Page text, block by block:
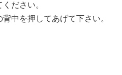
ださい。
中を押してあげて下さい。